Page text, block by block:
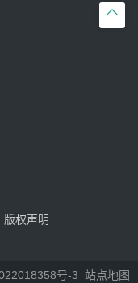

版权声明
号-3 站点地图